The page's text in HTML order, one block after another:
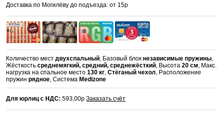
Доставка по Могилёву до подъезда: от 15р
Количество местдвухспальный, Базовый блокнезависимые пружины,
Жёсткостьсреднемягкий, средний, среднежёсткий, Высота20 см, Макс.
нагрузка на спальное место130 кг,Стёганый чехол, Расположение
пружинрядное, Система Medizone
Для юрлиц с НДС: 593,00рЗаказать счёт